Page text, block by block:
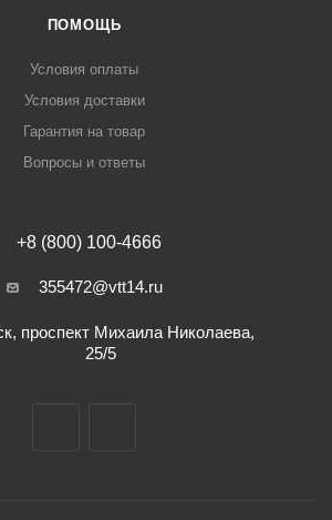
ПОМОЩЬ
Условия оплаты
Условия доставки
Гарантия на товар
Вопросы и ответы
+8 (800) 100-4666
355472@vtt14.ru
проспект Михаила Николаева,
25/5